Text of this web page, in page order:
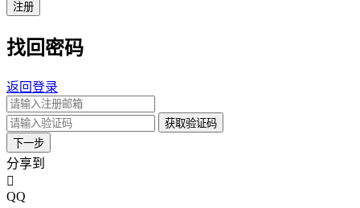
注册
找回密码
返回登录
获取验证码
下一步
分享到
QQ